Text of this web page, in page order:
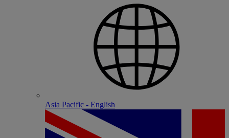
Asia Pacific - English